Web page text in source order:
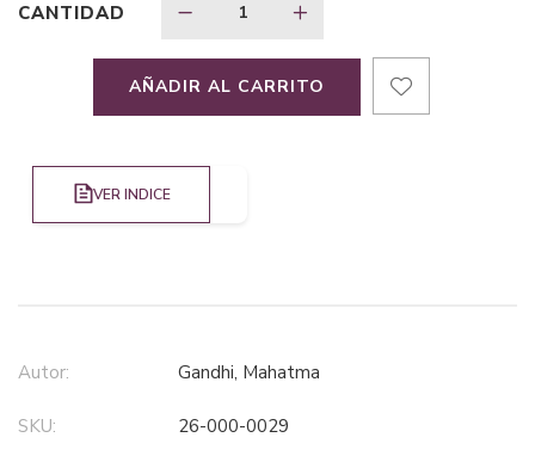
CANTIDAD
AÑADIR AL CARRITO
VER INDICE
Autor: Gandhi, Mahatma
SKU: 26-000-0029